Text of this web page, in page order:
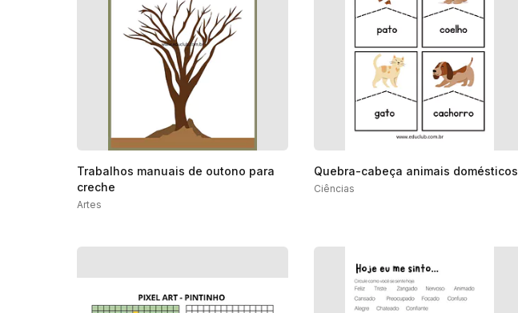
Trabalhos manuais de outono para
creche
Artes
Quebra-cabeça animais domésticos
Ciências